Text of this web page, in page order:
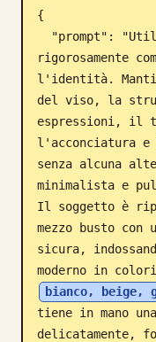
{
rigorosamente
l'identità.
del viso, la
espressioni, il
l'acconciatura
senza alcuna
minimalista e
Il soggetto è
mezzo busto con
sicura,
moderno in
bianco, beige,
tiene in mano
delicatamente,